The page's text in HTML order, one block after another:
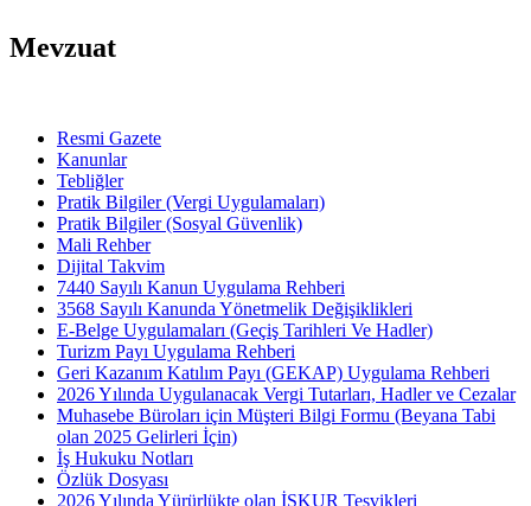
Mevzuat
Resmi Gazete
Kanunlar
Tebliğler
Pratik Bilgiler (Vergi Uygulamaları)
Pratik Bilgiler (Sosyal Güvenlik)
Mali Rehber
Dijital Takvim
7440 Sayılı Kanun Uygulama Rehberi
3568 Sayılı Kanunda Yönetmelik Değişiklikleri
E-Belge Uygulamaları (Geçiş Tarihleri Ve Hadler)
Turizm Payı Uygulama Rehberi
Geri Kazanım Katılım Payı (GEKAP) Uygulama Rehberi
2026 Yılında Uygulanacak Vergi Tutarları, Hadler ve Cezalar
Muhasebe Büroları için Müşteri Bilgi Formu (Beyana Tabi
olan 2025 Gelirleri İçin)
İş Hukuku Notları
Özlük Dosyası
2026 Yılında Yürürlükte olan İŞKUR Teşvikleri